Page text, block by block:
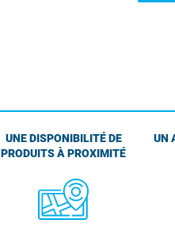
UNE DISPONIBILITÉ DE
PRODUITS À PROXIMITÉ
UN